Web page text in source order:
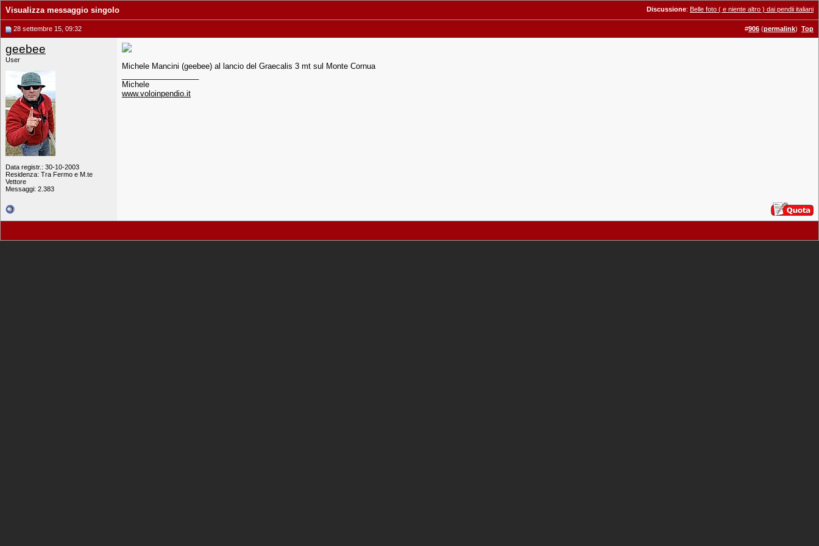
Discussione: Belle foto ( e niente altro ) dai pendii italiani
Visualizza messaggio singolo
28 settembre 15, 09:32 #906 (permalink) Top
geebee
User
Data registr.: 30-10-2003
Residenza: Tra Fermo e M.te
Vettore
Messaggi: 2.383
Michele Mancini (geebee) al lancio del Graecalis 3 mt sul Monte Cornua
Michele
www.voloinpendio.it